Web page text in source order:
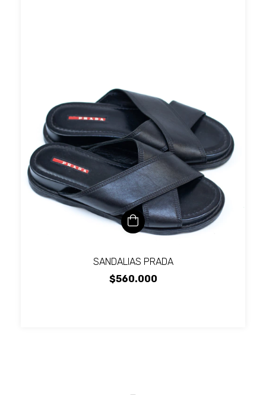
SANDALIAS PRADA
$560.000